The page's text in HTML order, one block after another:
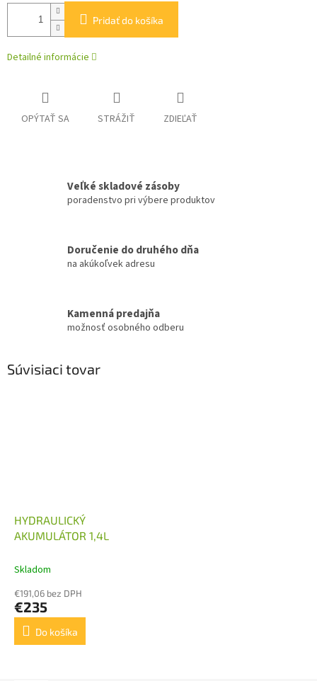
Pridať do košíka
Detailné informácie
OPÝTAŤ SA STRÁŽIŤ ZDIEĽAŤ
Veľké skladové zásoby
poradenstvo pri výbere produktov
Doručenie do druhého dňa
na akúkoľvek adresu
Kamenná predajňa
možnosť osobného odberu
Súvisiaci tovar
HYDRAULICKÝ
AKUMULÁTOR 1,4L
Skladom
€191,06 bez DPH
€235
Do košíka